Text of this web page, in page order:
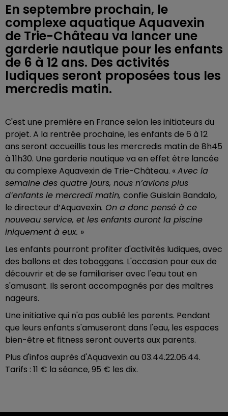
En septembre prochain, le
complexe aquatique Aquavexin
de Trie-Château va lancer une
garderie nautique pour les enfants
de 6 à 12 ans. Des activités
ludiques seront proposées tous les
mercredis matin.
C'est une première en France selon les initiateurs du
projet. A la rentrée prochaine, les enfants de 6 à 12
ans seront accueillis tous les mercredis matin de 8h45
à 11h30. Une garderie nautique va en effet être lancée
au complexe Aquavexin de Trie-Château. «Avec la
semaine des quatre jours, nous n’avions plus
d’enfants le mercredi matin, confie Guislain Bandalo,
le directeur d’Aquavexin. On a donc pensé à ce
nouveau service, et les enfants auront la piscine
iniquement à eux. »
Les enfants pourront profiter d'activités ludiques, avec
des ballons et des toboggans. L'occasion pour eux de
découvrir et de se familiariser avec l'eau tout en
s'amusant. Ils seront accompagnés par des maîtres
nageurs.
Une initiative qui n'a pas oublié les parents. Pendant
que leurs enfants s'amuseront dans l'eau, les espaces
bien-être et fitness seront ouverts aux parents.
Plus d'infos auprès d'Aquavexin au 03.44.22.06.44.
Tarifs : 11 € la séance, 95 € les dix.